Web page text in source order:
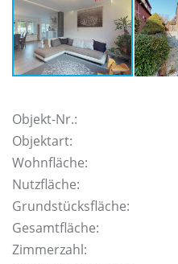
Objekt-Nr.:
Objektart:
Wohnfläche:
Nutzfläche:
Grundstücksfläche:
Gesamtfläche:
Zimmerzahl: